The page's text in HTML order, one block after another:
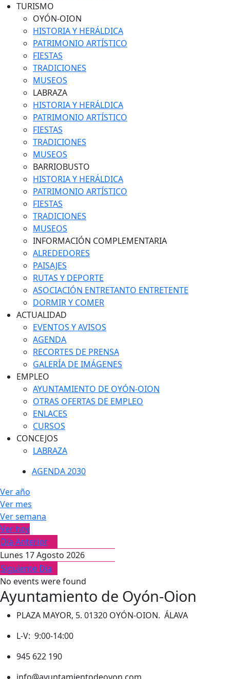
TURISMO
OYÓN-OION
HISTORIA Y HERÁLDICA
PATRIMONIO ARTÍSTICO
FIESTAS
TRADICIONES
MUSEOS
LABRAZA
HISTORIA Y HERÁLDICA
PATRIMONIO ARTÍSTICO
FIESTAS
TRADICIONES
MUSEOS
BARRIOBUSTO
HISTORIA Y HERÁLDICA
PATRIMONIO ARTÍSTICO
FIESTAS
TRADICIONES
MUSEOS
INFORMACIÓN COMPLEMENTARIA
ALREDEDORES
PAISAJES
RUTAS Y DEPORTE
ASOCIACIÓN ENTRETANTO ENTRETENTE
DORMIR Y COMER
ACTUALIDAD
EVENTOS Y AVISOS
AGENDA
RECORTES DE PRENSA
GALERÍA DE IMÁGENES
EMPLEO
AYUNTAMIENTO DE OYÓN-OION
OTRAS OFERTAS DE EMPLEO
ENLACES
CURSOS
CONCEJOS
LABRAZA
AGENDA 2030
Ver año
Ver mes
Ver semana
Ver hoy
Día Anterior
Lunes 17 Agosto 2026
Siguiente Día
No events were found
Ayuntamiento de Oyón-Oion
PLAZA MAYOR, 5. 01320 OYÓN-OION. ÁLAVA
L-V: 9:00-14:00
945 622 190